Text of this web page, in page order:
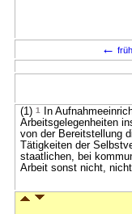
←
(1) 1
In
Arbeitsgelegenheiten
von der Bereitstellung
Tätigkeiten der
staatlichen, bei
Arbeit sonst nicht,